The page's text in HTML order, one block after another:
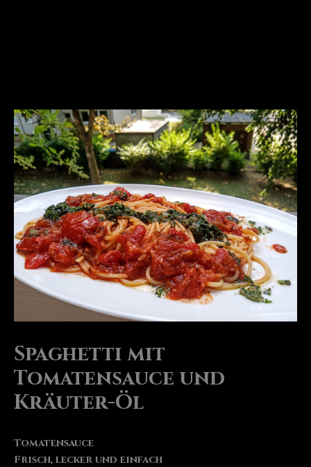
Spaghetti mit
Tomatensauce und
Kräuter-Öl
Tomatensauce
Frisch, lecker und einfach